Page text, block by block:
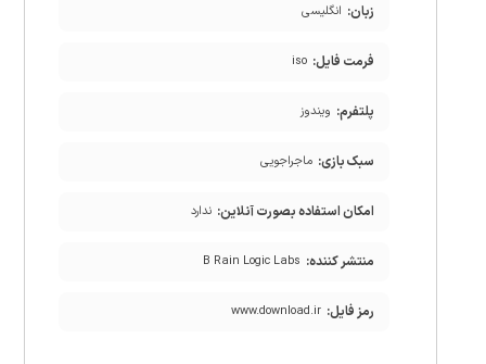
زبان: انگلیسی
فرمت فایل: iso
پلتفرم: ویندوز
سبک بازی: ماجراجویی
امکان استفاده بصورت آنلاین: ندارد
منتشر کننده: B Rain Logic Labs
رمز فایل: www.download.ir